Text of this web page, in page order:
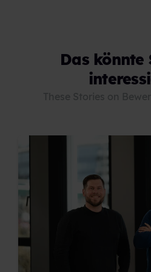
Das könnte